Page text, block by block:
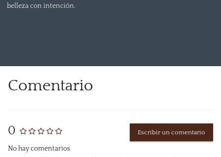
belleza con intención.
Comentario
0
No hay comentarios
Escribir un comentario